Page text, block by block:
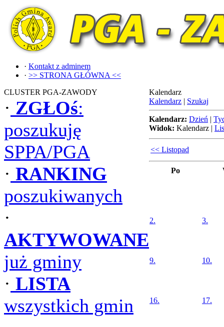
· Kontakt z adminem
· >> STRONA GŁÓWNA <<
CLUSTER PGA-ZAWODY
· ZGŁOś:
poszukuję
SPPA/PGA
· RANKING
poszukiwanych
·
AKTYWOWANE
już gminy
· LISTA
wszystkich gmin
Kalendarz
Kalendarz | Szukaj
Kalendarz: Dzień |
Widok: Kalendarz |
<< Listopad
Po
2. 3.
9. 10.
16. 17.